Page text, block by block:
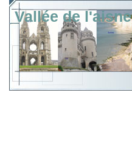
Vallée de l'aisne